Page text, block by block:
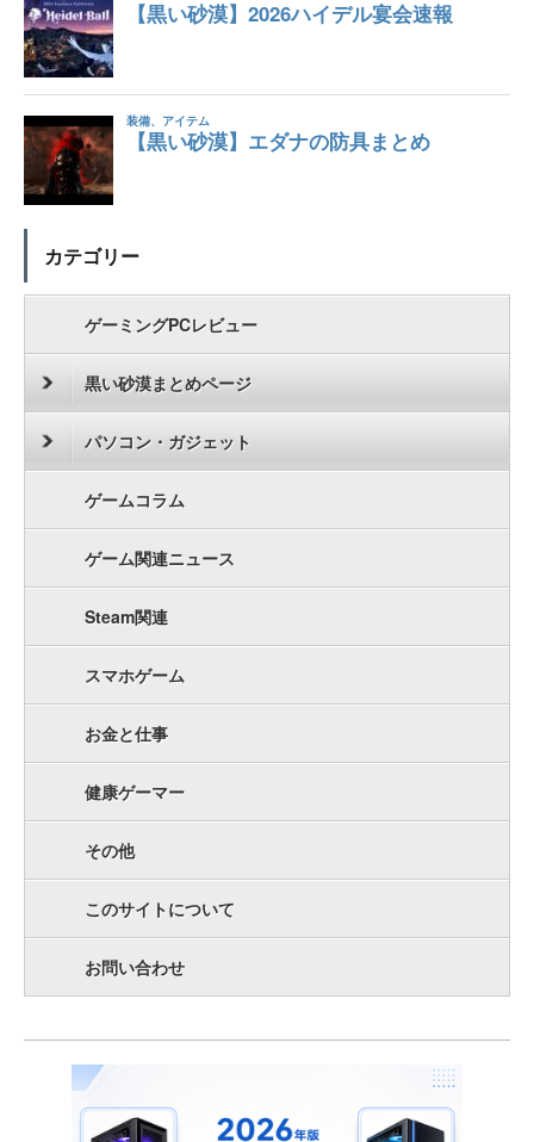
カテゴリー
ゲーミングPCレビュー
黒い砂漠まとめページ
パソコン・ガジェット
ゲームコラム
ゲーム関連ニュース
Steam関連
スマホゲーム
お金と仕事
健康ゲーマー
その他
このサイトについて
お問い合わせ